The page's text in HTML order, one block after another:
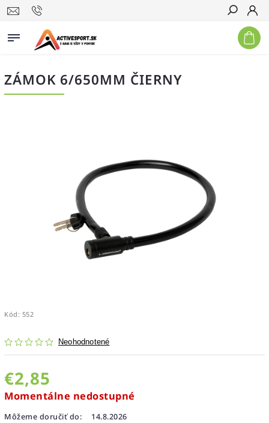
Hľadať
ZÁMOK 6/650MM ČIERNY
Kód: 552
Neohodnotené
€2,85
Momentálne nedostupné
Môžeme doručiť do: 14.8.2026